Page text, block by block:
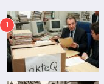
1